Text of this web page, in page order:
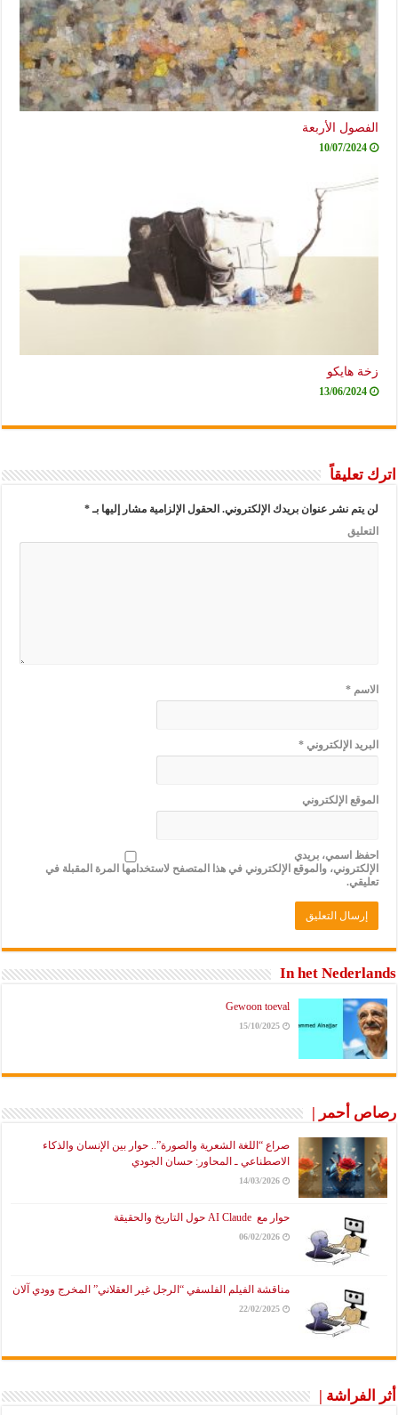
الفصول الأربعة
10/07/2024
زخة هايكو
13/06/2024
اترك تعليقاً
لن يتم نشر عنوان بريدك الإلكتروني. الحقول الإلزامية مشار إليها بـ*
التعليق
الاسم*
البريد الإلكتروني*
الموقع الإلكتروني
احفظ اسمي، بريدي
الإلكتروني، والموقع الإلكتروني في هذا المتصفح لاستخدامها المرة المقبلة في
تعليقي.
In het Nederlands
Gewoon toeval
15/10/2025
رصاص أحمر |
صراع “اللغة الشعرية والصورة”.. حوار بين الإنسان والذكاء
الاصطناعي ـ المحاور: حسان الجودي
14/03/2026
حوار مع AI Claude حول التاريخ والحقيقة
06/02/2026
مناقشة الفيلم الفلسفي “الرجل غير العقلاني” المخرج وودي آلان
22/02/2025
أثر الفراشة |